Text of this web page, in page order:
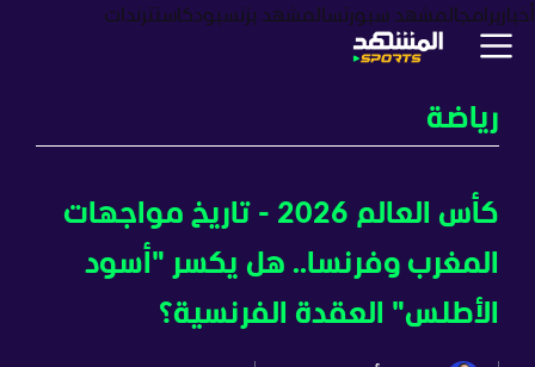
أخبار برامجالمشهد سبورتسالمشهد بزنسبودكاستترندات
رياضة
كأس العالم 2026 - تاريخ مواجهات
المغرب وفرنسا.. هل يكسر "أسود
الأطلس" العقدة الفرنسية؟